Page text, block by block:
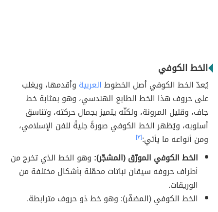
الخط الكوفي
يُعدّ الخط الكوفي أصل الخطوط العربية وأقدمها، ويغلب
على حروف هذا الخط الطابع الهندسي، وهو بمثابة خط
جاف، وقليل المرونة، ولكنّه يتميز بجمال حركته، وتناسق
أسلوبه، ويُظهر الخط الكوفي صورةً جليةً للفن الإسلامي،
ومن أنواعه ما يأتي:[٣]
الخط الكوفي المورّق (المشجّر): وهو الخط الذي تخرج من
أطراف حروفه سيقان نباتات محمّلة بأشكال مختلفة من
الوريقات.
الخط الكوفي (المضفّر): وهو خط ذو حروف مترابطة.